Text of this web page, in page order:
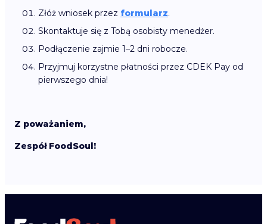
Złóż wniosek przez formularz.
Skontaktuje się z Tobą osobisty menedżer.
Podłączenie zajmie 1–2 dni robocze.
Przyjmuj korzystne płatności przez CDEK Pay od
pierwszego dnia!
Z poważaniem,
Zespół FoodSoul!